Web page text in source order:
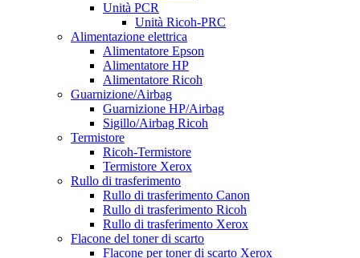
Unità PCR
Unità Ricoh-PRC
Alimentazione elettrica
Alimentatore Epson
Alimentatore HP
Alimentatore Ricoh
Guarnizione/Airbag
Guarnizione HP/Airbag
Sigillo/Airbag Ricoh
Termistore
Ricoh-Termistore
Termistore Xerox
Rullo di trasferimento
Rullo di trasferimento Canon
Rullo di trasferimento Ricoh
Rullo di trasferimento Xerox
Flacone del toner di scarto
Flacone per toner di scarto Xerox